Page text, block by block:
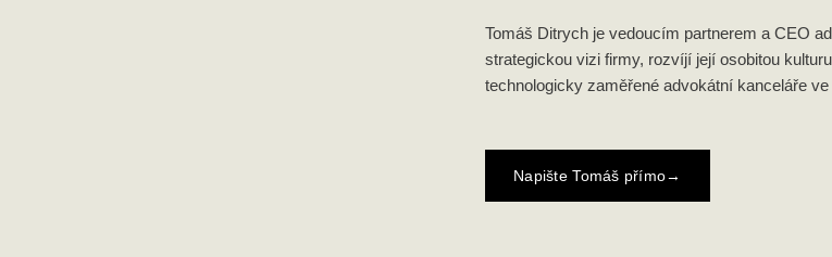
Tomáš Ditrych je vedoucím partnerem a CEO
strategickou vizi firmy, rozvíjí její osobitou
technologicky zaměřené advokátní kanceláře
Napište Tomáš přímo→